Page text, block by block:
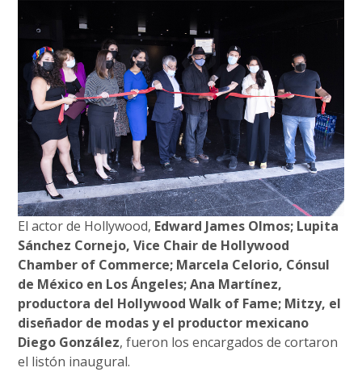
El actor de Hollywood, Edward James Olmos; Lupita
Sánchez Cornejo, Vice Chair de Hollywood
Chamber of Commerce; Marcela Celorio, Cónsul
de México en Los Ángeles; Ana Martínez,
productora del Hollywood Walk of Fame; Mitzy, el
diseñador de modas y el productor mexicano
Diego González, fueron los encargados de cortaron
el listón inaugural.